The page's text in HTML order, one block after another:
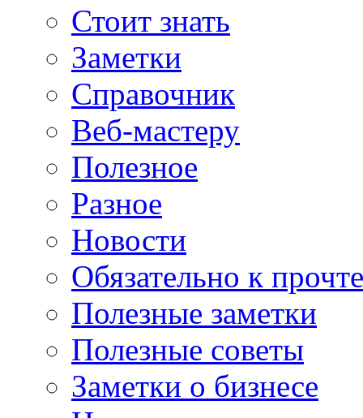
Стоит знать
Заметки
Справочник
Веб-мастеру
Полезное
Разное
Новости
Обязательно к
Полезные заметки
Полезные советы
Заметки о бизнесе